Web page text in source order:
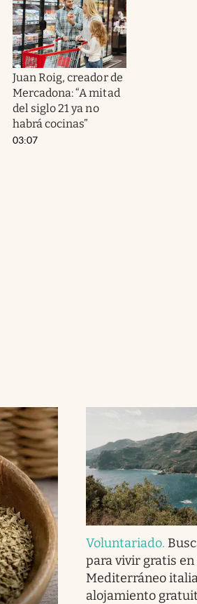
Juan Roig, creador de
Mercadona: “A mitad
del siglo 21 ya no
habrá cocinas”
03:07
Voluntariado.
para vivir gratis
Mediterráneo
alojamiento